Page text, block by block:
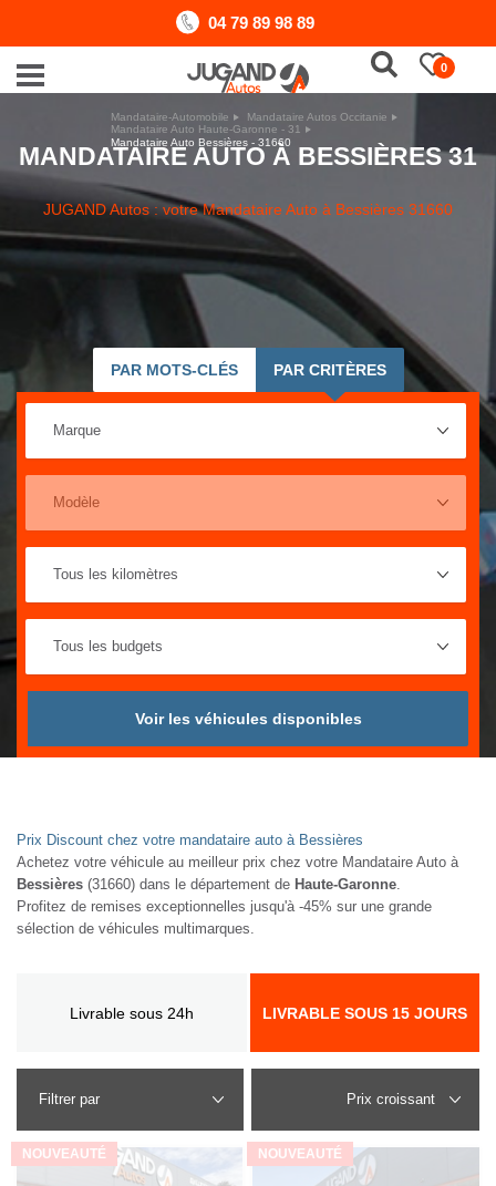
04 79 89 98 89
0
Mandataire-Automobile
Mandataire Autos Occitanie
Mandataire Auto Haute-Garonne - 31
Mandataire Auto Bessières - 31660
MANDATAIRE AUTO À BESSIÈRES 31
JUGAND Autos : votre Mandataire Auto à Bessières 31660
PAR MOTS-CLÉS PAR CRITÈRES
Voir les véhicules disponibles
Prix Discount chez votre mandataire auto à Bessières
Achetez votre véhicule au meilleur prix chez votre Mandataire Auto à
Bessières (31660) dans le département de Haute-Garonne
Profitez de remises exceptionnelles jusqu'à -45% sur une grande
sélection de véhicules multimarques.
Livrable sous 24h LIVRABLE SOUS 15 JOURS
Filtrer par
NOUVEAUTÉ NOUVEAUTÉ